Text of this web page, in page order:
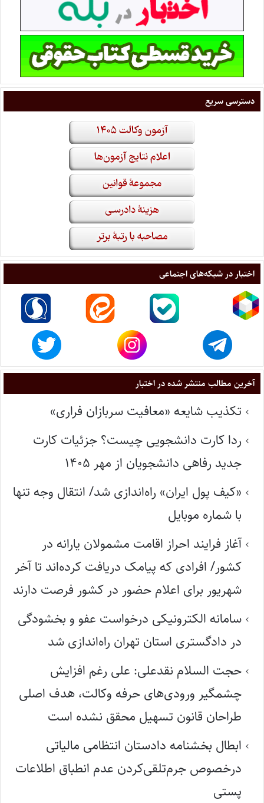
دسترسی سریع
اختبار در شبکه‌های اجتماعی
آخرین مطالب منتشر شده در اختبار
تکذیب شایعه «معافیت سربازان فراری»
ردا کارت دانشجویی چیست؟ جزئیات کارت
جدید رفاهی دانشجویان از مهر ۱۴۰۵
«کیف پول ایران» راه‌اندازی شد/ انتقال وجه تنها
با شماره موبایل
آغاز فرایند احراز اقامت مشمولان یارانه در
کشور/ افرادی که پیامک دریافت کرده‌اند تا آخر
شهریور برای اعلام حضور در کشور فرصت دارند
سامانه الکترونیکی درخواست عفو و بخشودگی
در دادگستری استان تهران راه‌اندازی شد
حجت السلام نقدعلی: علی رغم افزایش
چشمگیر ورودی‌های حرفه وکالت، هدف اصلی
طراحان قانون تسهیل محقق نشده است
ابطال بخشنامه دادستان انتظامی مالیاتی
درخصوص جرم‌تلقی‌کردن عدم انطباق اطلاعات
پستی